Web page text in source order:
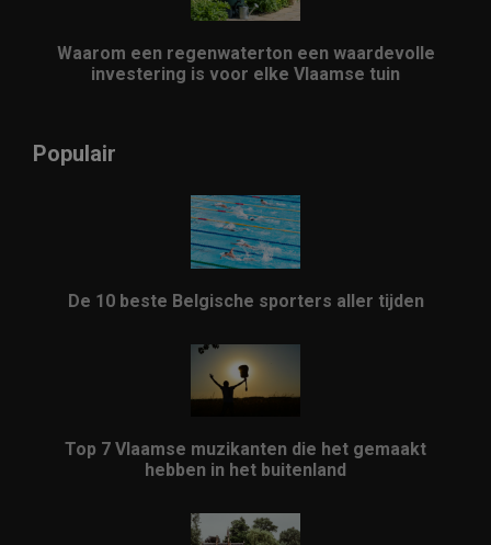
Waarom een regenwaterton een waardevolle
investering is voor elke Vlaamse tuin
Populair
De 10 beste Belgische sporters aller tijden
Top 7 Vlaamse muzikanten die het gemaakt
hebben in het buitenland